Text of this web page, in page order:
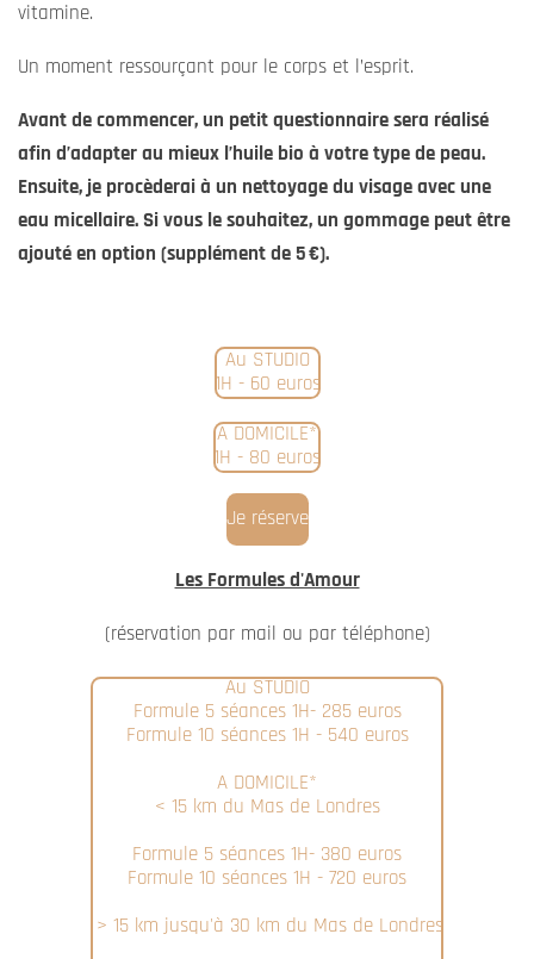
vitamine.
Un moment ressourçant pour le corps et l’esprit.
Avant de commencer, un petit questionnaire sera réalisé
afin d’adapter au mieux l’huile bio à votre type de peau.
Ensuite, je procèderai à un nettoyage du visage avec une
eau micellaire. Si vous le souhaitez, un gommage peut être
ajouté en option (supplément de 5 €).
Au STUDIO
1H - 60 euros
A DOMICILE*
1H - 80 euros
Je réserve
Les Formules d'Amour
(réservation par mail ou par téléphone)
Au STUDIO
Formule 5 séances 1H- 285 euros
Formule 10 séances 1H - 540 euros
A DOMICILE*
< 15 km du Mas de Londres
Formule 5 séances 1H- 380 euros
Formule 10 séances 1H - 720 euros
> 15 km jusqu'à 30 km du Mas de Londres